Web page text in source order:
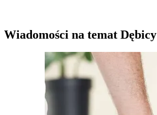
Wiadomości na temat Dębicy